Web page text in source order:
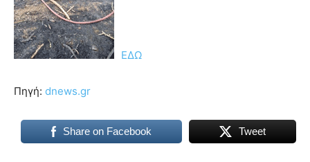
ΕΔΩ
Πηγή: dnews.gr
Share on Facebook Tweet